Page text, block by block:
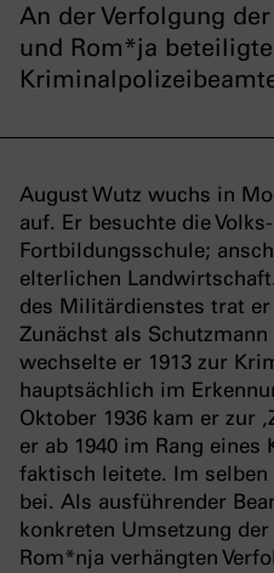
An der Verfolgung
und Rom*ja
August Wutz wuchs in
auf. Er besuchte die
Fortbildungsschule;
elterlichen
des Militärdienstes trat er
Zunächst als
wechselte er 1913 zur
hauptsächlich im
Oktober 1936 kam er zur
er ab 1940 im Rang
faktisch leitete. Im
bei. Als ausführender
konkreten Umsetzung
Rom*nja verhängten